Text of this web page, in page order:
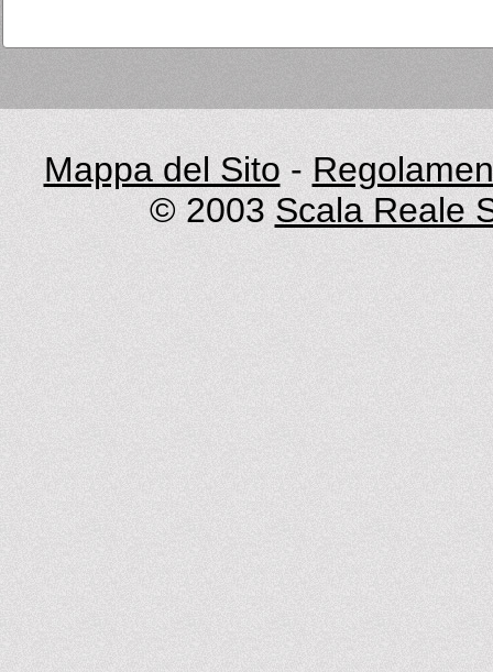
Mappa del Sito -
© 2003 Scala Reale